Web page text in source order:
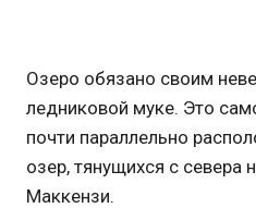
Озеро обязано своим
ледниковой муке. Это
почти параллельно
озер, тянущихся с севера
Маккензи.